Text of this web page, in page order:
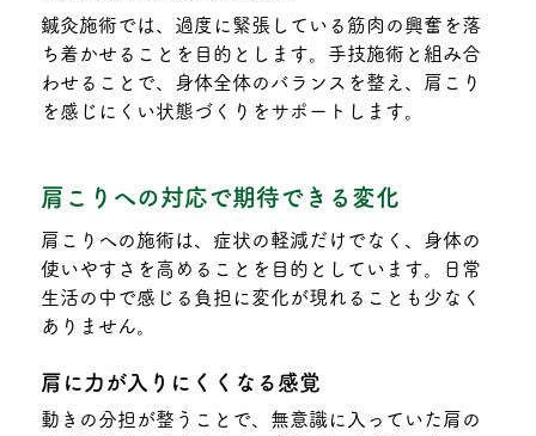
鍼灸施術では、過度に緊張している筋肉の興奮を落
ち着かせることを目的とします。手技施術と組み合
わせることで、身体全体のバランスを整え、肩こり
を感じにくい状態づくりをサポートします。
肩こりへの対応で期待できる変化
肩こりへの施術は、症状の軽減だけでなく、身体の
使いやすさを高めることを目的としています。日常
生活の中で感じる負担に変化が現れることも少なく
ありません。
肩に力が入りにくくなる感覚
動きの分担が整うことで、無意識に入っていた肩の